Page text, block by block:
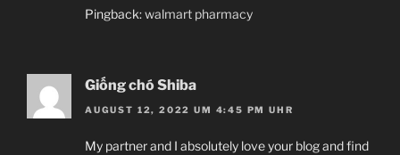
Pingback:walmart pharmacy
Giống chó Shiba
AUGUST 12, 2022 UM 4:45 PM UHR
My partner and I absolutely love your blog and find